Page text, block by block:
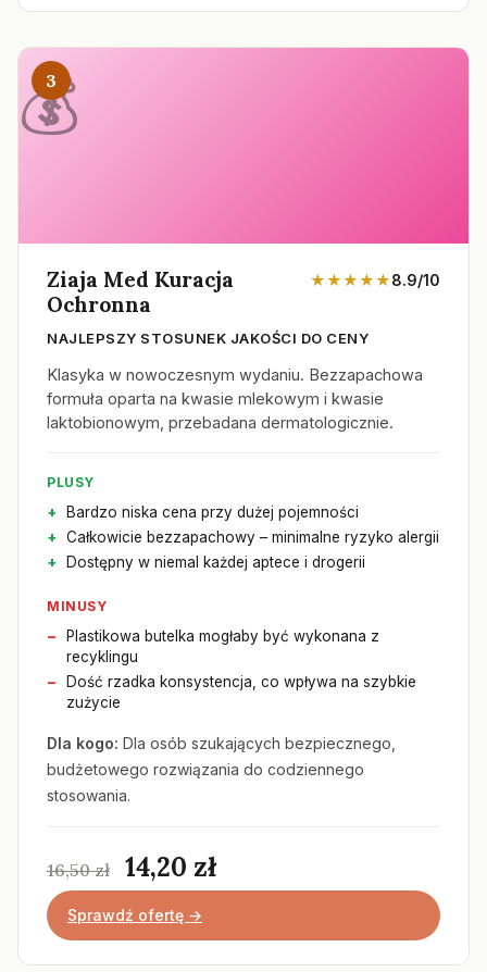
3
Ziaja Med Kuracja
Ochronna
★★★★★8.9/10
NAJLEPSZY STOSUNEK JAKOŚCI DO CENY
Klasyka w nowoczesnym wydaniu. Bezzapachowa
formuła oparta na kwasie mlekowym i kwasie
laktobionowym, przebadana dermatologicznie.
PLUSY
Bardzo niska cena przy dużej pojemności
Całkowicie bezzapachowy – minimalne ryzyko alergii
Dostępny w niemal każdej aptece i drogerii
MINUSY
Plastikowa butelka mogłaby być wykonana z
recyklingu
Dość rzadka konsystencja, co wpływa na szybkie
zużycie
Dla kogo: Dla osób szukających bezpiecznego,
budżetowego rozwiązania do codziennego
stosowania.
16,50 zł 14,20 zł
Sprawdź ofertę →